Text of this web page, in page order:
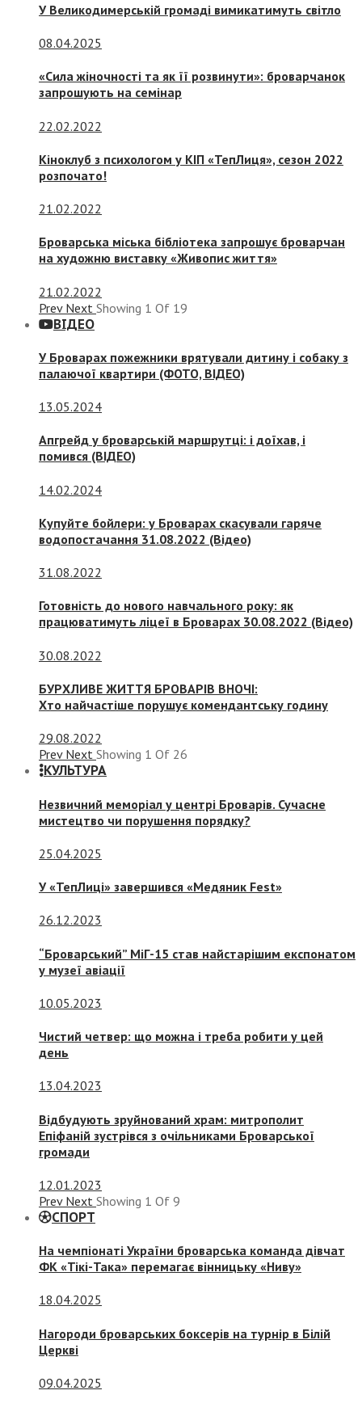
У Великодимерській громаді вимикатимуть світло
08.04.2025
«Сила жіночності та як її розвинути»: броварчанок
запрошують на семінар
22.02.2022
Кіноклуб з психологом у КІП «ТепЛиця», сезон 2022
розпочато!
21.02.2022
Броварська міська бібліотека запрошує броварчан
на художню виставку «Живопис життя»
21.02.2022
Prev Next Showing 1 Of 19
ВІДЕО
У Броварах пожежники врятували дитину і собаку з
палаючої квартири (ФОТО, ВІДЕО)
13.05.2024
Апгрейд у броварській маршрутці: і доїхав, і
помився (ВІДЕО)
14.02.2024
Купуйте бойлери: у Броварах скасували гаряче
водопостачання 31.08.2022 (Відео)
31.08.2022
Готовність до нового навчального року: як
працюватимуть ліцеї в Броварах 30.08.2022 (Відео)
30.08.2022
БУРХЛИВЕ ЖИТТЯ БРОВАРІВ ВНОЧІ:
Хто найчастіше порушує комендантську годину
29.08.2022
Prev Next Showing 1 Of 26
КУЛЬТУРА
Незвичний меморіал у центрі Броварів. Сучасне
мистецтво чи порушення порядку?
25.04.2025
У «ТепЛиці» завершився «Медяник Fest»
26.12.2023
“Броварський” МіГ-15 став найстарішим експонатом
у музеї авіації
10.05.2023
Чистий четвер: що можна і треба робити у цей
день
13.04.2023
Відбудують зруйнований храм: митрополит
Епіфаній зустрівся з очільниками Броварської
громади
12.01.2023
Prev Next Showing 1 Of 9
СПОРТ
На чемпіонаті України броварська команда дівчат
ФК «Тікі-Така» перемагає вінницьку «Ниву»
18.04.2025
Нагороди броварських боксерів на турнір в Білій
Церкві
09.04.2025